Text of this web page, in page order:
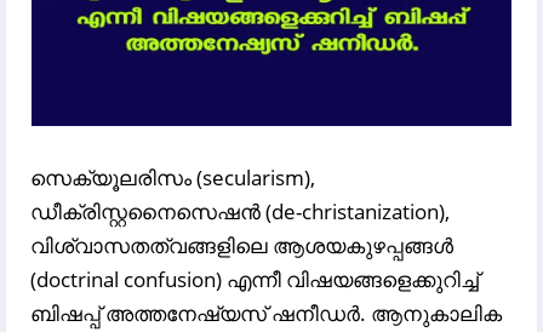
സെക്യൂലരിസം (secularism),
ഡീക്രിസ്റ്റനൈസെഷൻ (de-christanization),
വിശ്വാസതത്വങ്ങളിലെ ആശയകുഴപ്പങ്ങൾ
(doctrinal confusion) എന്നീ വിഷയങ്ങളെക്കുറിച്ച്
ബിഷപ്പ് അത്തനേഷ്യസ് ഷനീഡർ. ആനുകാലിക